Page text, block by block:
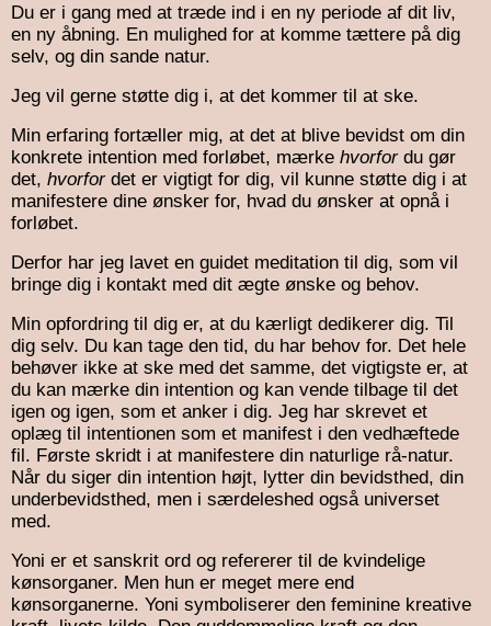
Du er i gang med at træde ind i en ny periode af dit liv,
en ny åbning. En mulighed for at komme tættere på dig
selv, og din sande natur.
Jeg vil gerne støtte dig i, at det kommer til at ske.
Min erfaring fortæller mig, at det at blive bevidst om din
konkrete intention med forløbet, mærke hvorfor du gør
det, hvorfordet er vigtigt for dig, vil kunne støtte dig i at
manifestere dine ønsker for, hvad du ønsker at opnå i
forløbet.
Derfor har jeg lavet en guidet meditation til dig, som vil
bringe dig i kontakt med dit ægte ønske og behov.
Min opfordring til dig er, at du kærligt dedikerer dig. Til
dig selv. Du kan tage den tid, du har behov for. Det hele
behøver ikke at ske med det samme, det vigtigste er, at
du kan mærke din intention og kan vende tilbage til det
igen og igen, som et anker i dig. Jeg har skrevet et
oplæg til intentionen som et manifest i den vedhæftede
fil. Første skridt i at manifestere din naturlige rå-natur.
Når du siger din intention højt, lytter din bevidsthed, din
underbevidsthed, men i særdeleshed også universet
med.
Yoni er et sanskrit ord og refererer til de kvindelige
kønsorganer. Men hun er meget mere end
kønsorganerne. Yoni symboliserer den feminine kreative